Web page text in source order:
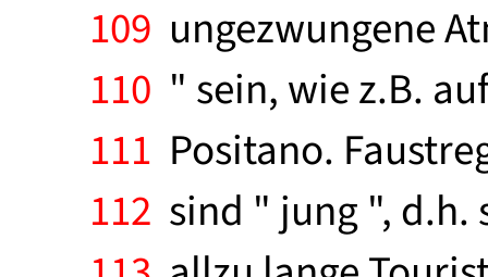
109 ungezwungene
110 " sein, wie z.B.
111 Positano.
112 sind " jung ", d.h.